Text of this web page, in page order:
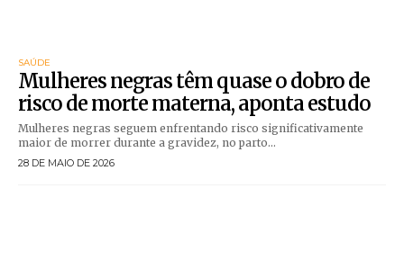
SAÚDE
Mulheres negras têm quase o dobro de
risco de morte materna, aponta estudo
Mulheres negras seguem enfrentando risco significativamente
maior de morrer durante a gravidez, no parto...
28 DE MAIO DE 2026